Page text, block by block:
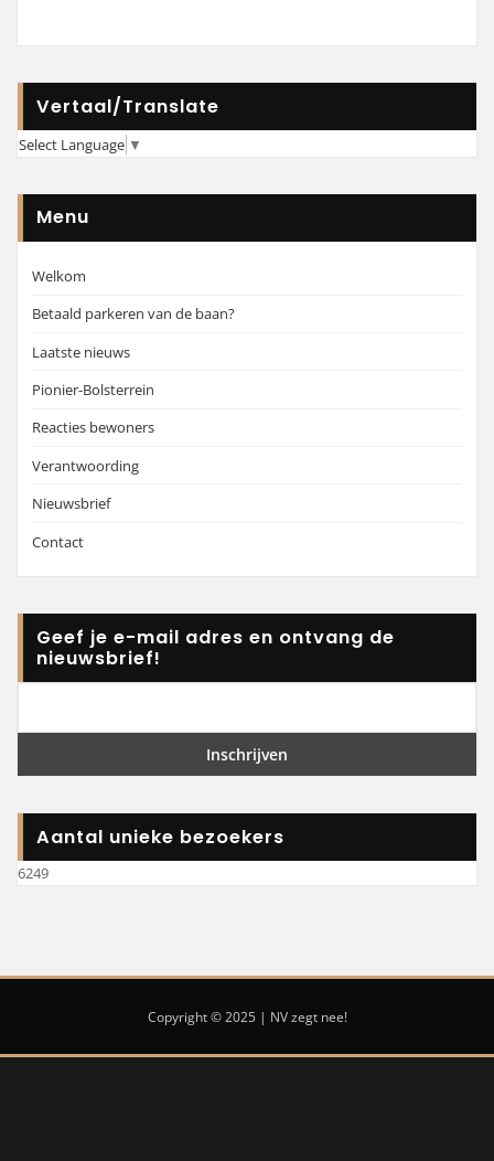
Vertaal/Translate
Select Language ▼
Menu
Welkom
Betaald parkeren van de baan?
Laatste nieuws
Pionier-Bolsterrein
Reacties bewoners
Verantwoording
Nieuwsbrief
Contact
Geef je e-mail adres en ontvang de
nieuwsbrief!
Aantal unieke bezoekers
6249
Copyright © 2025 | NV zegt nee!